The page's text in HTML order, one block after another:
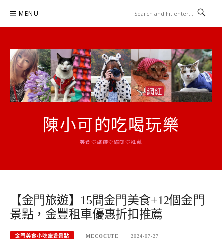
MENU
陳小可的吃喝玩樂
美食♡旅遊♡貓咪♡推薦
【金門旅遊】15間金門美食+12個金門
景點，金豐租車優惠折扣推薦
金門美食小吃旅遊景點 MECOCUTE 2024-07-27